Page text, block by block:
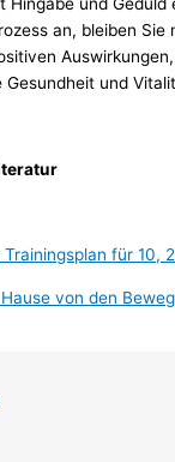
Hingabe und Geduld
an, bleiben Sie
Gesundheit und
Trainingsplan für 10,
von den